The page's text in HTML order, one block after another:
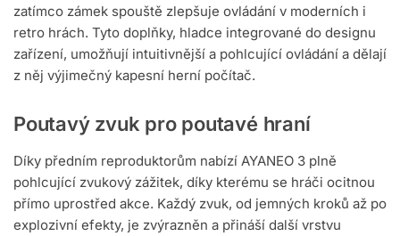
zatímco zámek spouště zlepšuje ovládání v moderních i
retro hrách. Tyto doplňky, hladce integrované do designu
zařízení, umožňují intuitivnější a pohlcující ovládání a dělají
z něj výjimečný kapesní herní počítač.
Poutavý zvuk pro poutavé hraní
Díky předním reproduktorům nabízí AYANEO 3 plně
pohlcující zvukový zážitek, díky kterému se hráči ocitnou
přímo uprostřed akce. Každý zvuk, od jemných kroků až po
explozivní efekty, je zvýrazněn a přináší další vrstvu